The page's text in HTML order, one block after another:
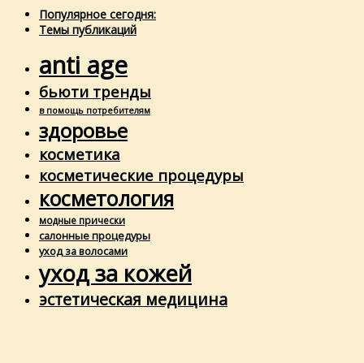
Популярное сегодня:
Темы публикаций
anti age
бьюти тренды
в помощь потребителям
здоровье
косметика
косметические процедуры
косметология
модные прически
салонные процедуры
уход за волосами
уход за кожей
эстетическая медицина